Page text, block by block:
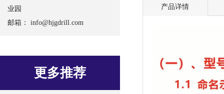
业园
邮箱： info@hjgdrill.com
更多推荐
产品详情